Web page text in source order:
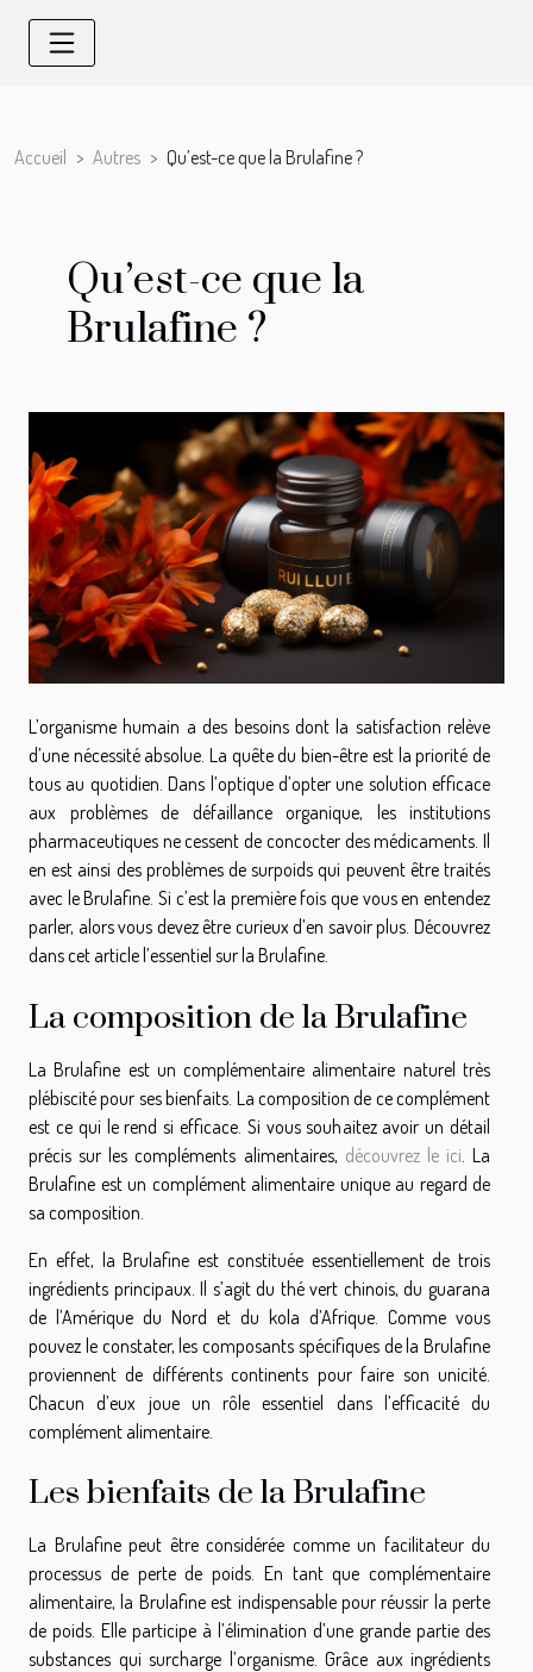
Accueil Autres Qu’est-ce que la Brulafine ?
Qu’est-ce que la
Brulafine ?
L’organisme humain a des besoins dont la satisfaction relève
d’une nécessité absolue. La quête du bien-être est la priorité de
tous au quotidien. Dans l’optique d’opter une solution efficace
aux problèmes de défaillance organique, les institutions
pharmaceutiques ne cessent de concocter des médicaments. Il
en est ainsi des problèmes de surpoids qui peuvent être traités
avec le Brulafine. Si c’est la première fois que vous en entendez
parler, alors vous devez être curieux d’en savoir plus. Découvrez
dans cet article l’essentiel sur la Brulafine.
La composition de la Brulafine
La Brulafine est un complémentaire alimentaire naturel très
plébiscité pour ses bienfaits. La composition de ce complément
est ce qui le rend si efficace. Si vous souhaitez avoir un détail
précis sur les compléments alimentaires, découvrez le ici . La
Brulafine est un complément alimentaire unique au regard de
sa composition.
En effet, la Brulafine est constituée essentiellement de trois
ingrédients principaux. Il s’agit du thé vert chinois, du guarana
de l’Amérique du Nord et du kola d’Afrique. Comme vous
pouvez le constater, les composants spécifiques de la Brulafine
proviennent de différents continents pour faire son unicité.
Chacun d’eux joue un rôle essentiel dans l’efficacité du
complément alimentaire.
Les bienfaits de la Brulafine
La Brulafine peut être considérée comme un facilitateur du
processus de perte de poids. En tant que complémentaire
alimentaire, la Brulafine est indispensable pour réussir la perte
de poids. Elle participe à l’élimination d’une grande partie des
substances qui surcharge l’organisme. Grâce aux ingrédients